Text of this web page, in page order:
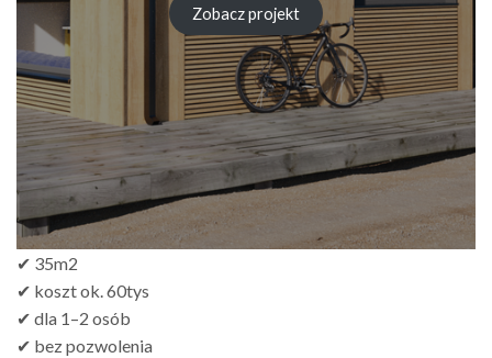
od
zł249.00
do
zł499.00
Zobacz projekt
✔ 35m2
✔ koszt ok. 60tys
✔ dla 1–2 osób
✔ bez pozwolenia